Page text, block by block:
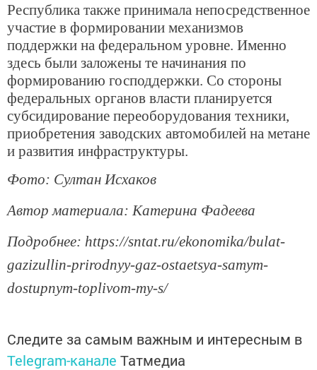
Республика также принимала непосредственное
участие в формировании механизмов
поддержки на федеральном уровне. Именно
здесь были заложены те начинания по
формированию господдержки. Со стороны
федеральных органов власти планируется
субсидирование переоборудования техники,
приобретения заводских автомобилей на метане
и развития инфраструктуры.
Фото: Султан Исхаков
Автор материала: Катерина Фадеева
Подробнее: https://sntat.ru/ekonomika/bulat-
gazizullin-prirodnyy-gaz-ostaetsya-samym-
dostupnym-toplivom-my-s/
Следите за самым важным и интересным в
Telegram-канале Татмедиа